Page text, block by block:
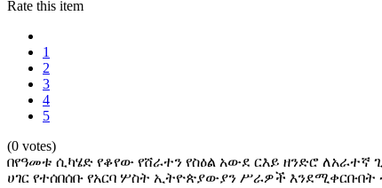
Rate this item
1
2
3
4
5
(0 votes)
በየዓመቱ ሲካሄድ የቆየው የሸራተን የስዕል አውደ ርእይ ዘንድሮ
ሀገር የተሰበሰቡ የአርባ ሦስት ኢትዮጵያውያን ሥራዎች